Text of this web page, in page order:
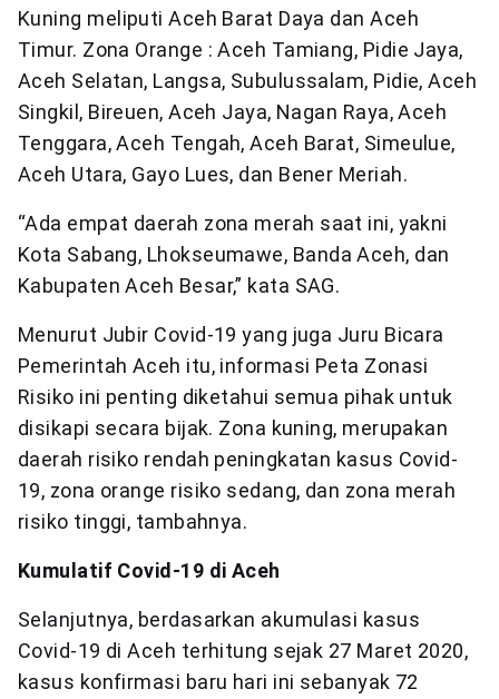
Kuning meliputi Aceh Barat Daya dan Aceh
Timur. Zona Orange : Aceh Tamiang, Pidie Jaya,
Aceh Selatan, Langsa, Subulussalam, Pidie, Aceh
Singkil, Bireuen, Aceh Jaya, Nagan Raya, Aceh
Tenggara, Aceh Tengah, Aceh Barat, Simeulue,
Aceh Utara, Gayo Lues, dan Bener Meriah.
“Ada empat daerah zona merah saat ini, yakni
Kota Sabang, Lhokseumawe, Banda Aceh, dan
Kabupaten Aceh Besar,” kata SAG.
Menurut Jubir Covid-19 yang juga Juru Bicara
Pemerintah Aceh itu, informasi Peta Zonasi
Risiko ini penting diketahui semua pihak untuk
disikapi secara bijak. Zona kuning, merupakan
daerah risiko rendah peningkatan kasus Covid-
19, zona orange risiko sedang, dan zona merah
risiko tinggi, tambahnya.
Kumulatif Covid-19 di Aceh
Selanjutnya, berdasarkan akumulasi kasus
Covid-19 di Aceh terhitung sejak 27 Maret 2020,
kasus konfirmasi baru hari ini sebanyak 72